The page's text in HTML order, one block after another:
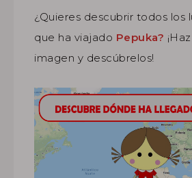
¿Quieres descubrir todos los
que ha viajado Pepuka?
imagen y descúbrelos!